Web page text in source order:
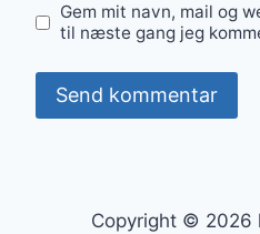
Gem mit navn, mail og
til næste gang jeg
Copyright © 2026